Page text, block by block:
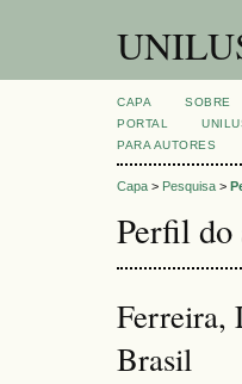
CAPA SOBRE
PORTAL
PARA AUTORES
Capa > Pesquisa >
Perfil do
Ferreira,
Brasil